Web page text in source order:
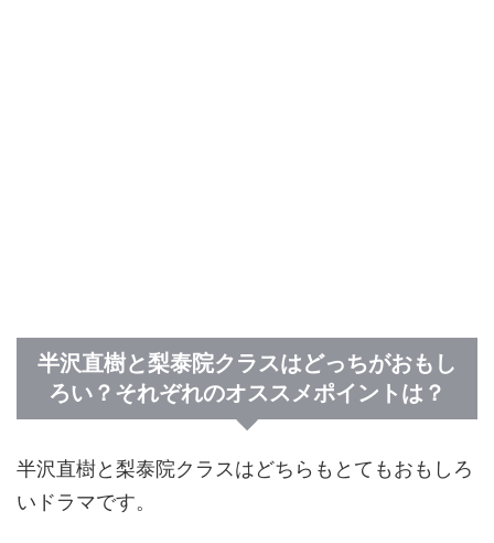
半沢直樹と梨泰院クラスはどっちがおもし
ろい？それぞれのオススメポイントは？
半沢直樹と梨泰院クラスはどちらもとてもおもしろ
いドラマです。